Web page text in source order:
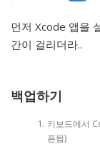
먼저 Xcode 앱을
간이 걸리더라..
백업하기
키보드에서
픈됨)